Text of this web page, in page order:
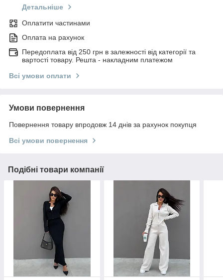
Детальніше
Оплатити частинами
Оплата на рахунок
Передоплата від 250 грн в залежності від категорії та
вартості товару. Решта - накладним платежом
Всі умови оплати
Умови повернення
Повернення товару впродовж 14 днів за рахунок покупця
Всі умови повернення
Подібні товари компанії